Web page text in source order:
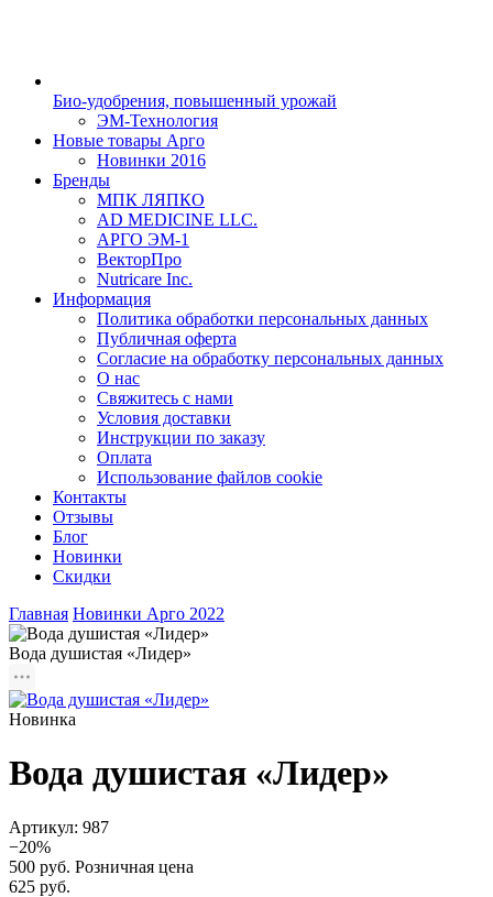
Био-удобрения, повышенный урожай
ЭМ-Технология
Новые товары Арго
Новинки 2016
Бренды
МПК ЛЯПКО
AD MEDICINE LLC.
АРГО ЭМ-1
ВекторПро
Nutricare Inc.
Информация
Политика обработки персональных данных
Публичная оферта
Согласие на обработку персональных данных
О нас
Свяжитесь с нами
Условия доставки
Инструкции по заказу
Оплата
Использование файлов cookie
Контакты
Отзывы
Блог
Новинки
Скидки
Главная Новинки Арго 2022
Вода душистая «Лидер»
Новинка
Вода душистая «Лидер»
Артикул: 987
−20%
500 руб. Розничная цена
625 руб.